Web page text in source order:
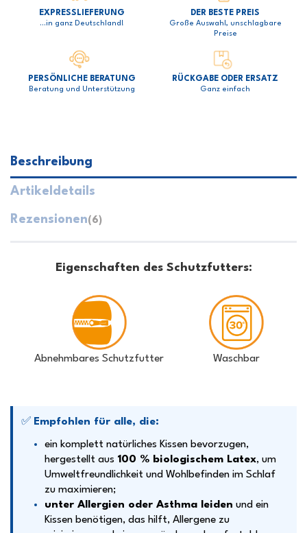
EXPRESSLIEFERUNG
…in ganz Deutschland!
DER BESTE PREIS
Große Auswahl, unschlagbare
Preise
PERSÖNLICHE BERATUNG
Beratung und Unterstützung
RÜCKGABE ODER ERSATZ
Ganz einfach
Beschreibung
Artikeldetails
Rezensionen(6)
Eigenschaften des Schutzfutters:
Abnehmbares Schutzfutter Waschbar
✅ Empfohlen für alle, die:
ein komplett natürliches Kissen bevorzugen,
hergestellt aus 100 % biologischem Latex, um
Umweltfreundlichkeit und Wohlbefinden im Schlaf
zu maximieren;
unter Allergien oder Asthma leiden und ein
Kissen benötigen, das hilft, Allergene zu